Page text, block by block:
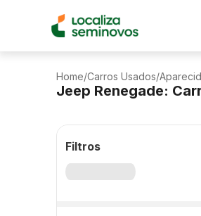
Home/Carros Usados/
Jeep Renegade:
Filtros